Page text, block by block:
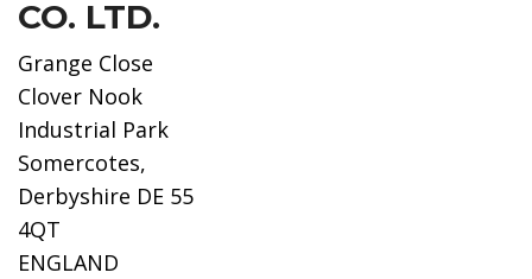
CO. LTD.
Grange Close
Clover Nook
Industrial Park
Somercotes,
Derbyshire DE 55
4QT
ENGLAND